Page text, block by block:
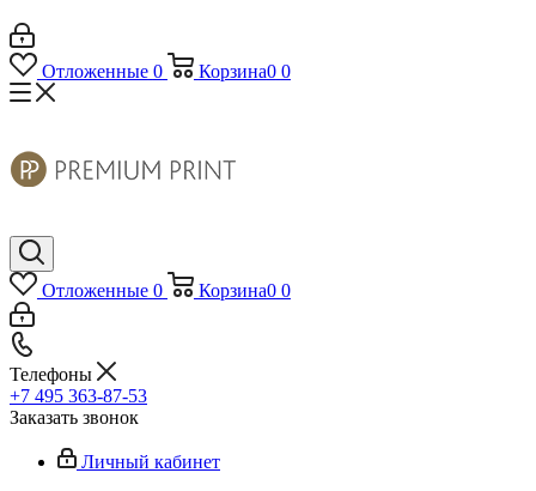
Отложенные 0 Корзина0 0
Отложенные 0 Корзина0 0
Телефоны
+7 495 363-87-53
Заказать звонок
Личный кабинет